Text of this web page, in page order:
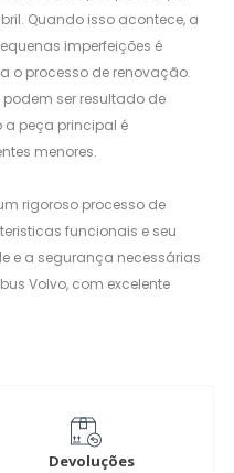
Quando isso acontece, a
imperfeições é
o processo de renovação.
ser resultado de
a peça principal é
menores.
rigoroso processo de
funcionais e seu
e a segurança necessárias
Volvo, com excelente
Devoluções